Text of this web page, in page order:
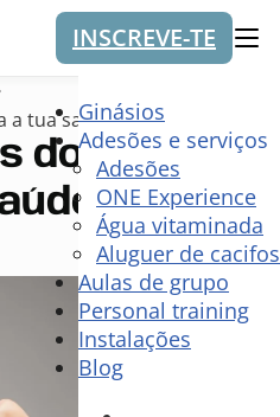
INSCREVE-TE
Ginásios
Adesões e serviços
Adesões
ONE Experience
Água vitaminada
Aluguer de cacifos
Aulas de grupo
Personal training
Instalações
Blog
tua saúde que não sabias
do pilates
que não